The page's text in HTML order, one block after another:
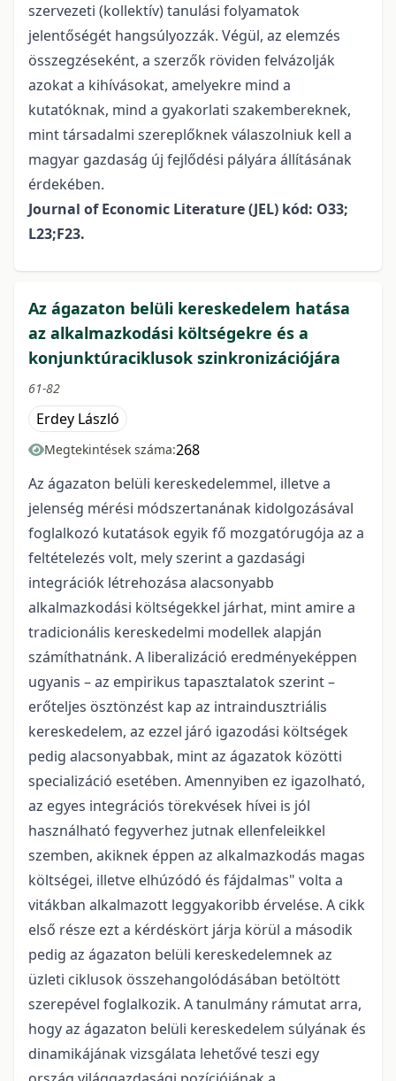
szervezeti (kollektív) tanulási folyamatok
jelentőségét hangsúlyozzák. Végül, az elemzés
összegzéseként, a szerzők röviden felvázolják
azokat a kihívásokat, amelyekre mind a
kutatóknak, mind a gyakorlati szakembereknek,
mint társadalmi szereplőknek válaszolniuk kell a
magyar gazdaság új fejlődési pályára állításának
érdekében.
Journal of Economic Literature (JEL) kód: O33;
L23;F23.
Az ágazaton belüli kereskedelem hatása
az alkalmazkodási költségekre és a
konjunktúraciklusok szinkronizációjára
61-82
Erdey László
Megtekintések száma:268
Az ágazaton belüli kereskedelemmel, illetve a
jelenség mérési módszertanának kidolgozásával
foglalkozó kutatások egyik fő mozgatórugója az a
feltételezés volt, mely szerint a gazdasági
integrációk létrehozása alacsonyabb
alkalmazkodási költségekkel járhat, mint amire a
tradicionális kereskedelmi modellek alapján
számíthatnánk. A liberalizáció eredményeképpen
ugyanis – az empirikus tapasztalatok szerint –
erőteljes ösztönzést kap az intraindusztriális
kereskedelem, az ezzel járó igazodási költségek
pedig alacsonyabbak, mint az ágazatok közötti
specializáció esetében. Amennyiben ez igazolható,
az egyes integrációs törekvések hívei is jól
használható fegyverhez jutnak ellenfeleikkel
szemben, akiknek éppen az alkalmazkodás magas
költségei, illetve elhúzódó és fájdalmas" volta a
vitákban alkalmazott leggyakoribb érvelése. A cikk
első része ezt a kérdéskört járja körül a második
pedig az ágazaton belüli kereskedelemnek az
üzleti ciklusok összehangolódásában betöltött
szerepével foglalkozik. A tanulmány rámutat arra,
hogy az ágazaton belüli kereskedelem súlyának és
dinamikájának vizsgálata lehetővé teszi egy